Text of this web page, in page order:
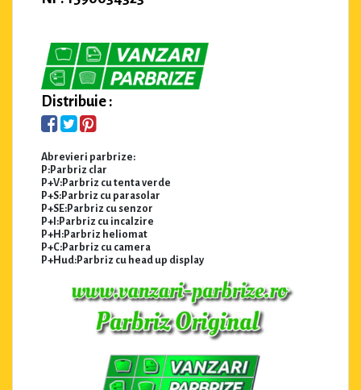
Distribuie :
Abrevieri parbrize:
P:Parbriz clar
P+V:Parbriz cu tenta verde
P+S:Parbriz cu parasolar
P+SE:Parbriz cu senzor
P+I:Parbriz cu incalzire
P+H:Parbriz heliomat
P+C:Parbriz cu camera
P+Hud:Parbriz cu head up display